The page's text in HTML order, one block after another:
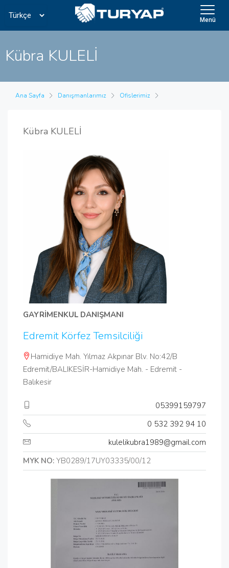
Menü
Kübra KULELİ
Ana Sayfa Danışmanlarımız Ofislerimiz
Kübra KULELİ
GAYRİMENKUL DANIŞMANI
Edremit Körfez Temsilciliği
Hamidiye Mah. Yılmaz Akpınar Blv. No:42/B
Edremit/BALIKESİR-Hamidiye Mah. - Edremit -
Balıkesir
05399159797
0 532 392 94 10
kulelikubra1989@gmail.com
MYK NO: YB0289/17UY03335/00/12